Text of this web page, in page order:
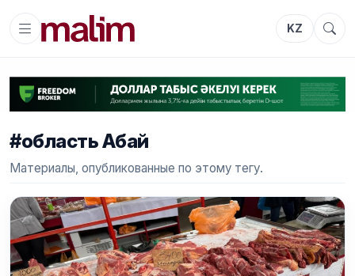
KZ
#область Абай
Материалы, опубликованные по этому тегу.